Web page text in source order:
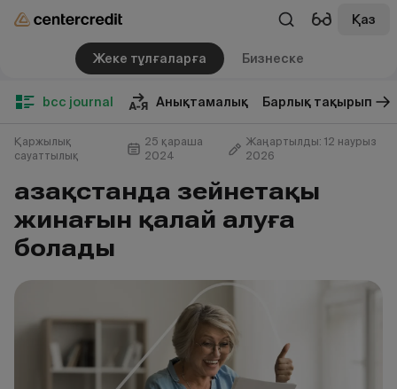
Қаз
Жеке тұлғаларға Бизнеске
bcc journal Анықтамалық Барлық тақырып
Қаржылық
сауаттылық
25 қараша
2024
Жаңартылды: 12 наурыз
2026
Қазақстанда зейнетақы
жинағын қалай алуға
болады